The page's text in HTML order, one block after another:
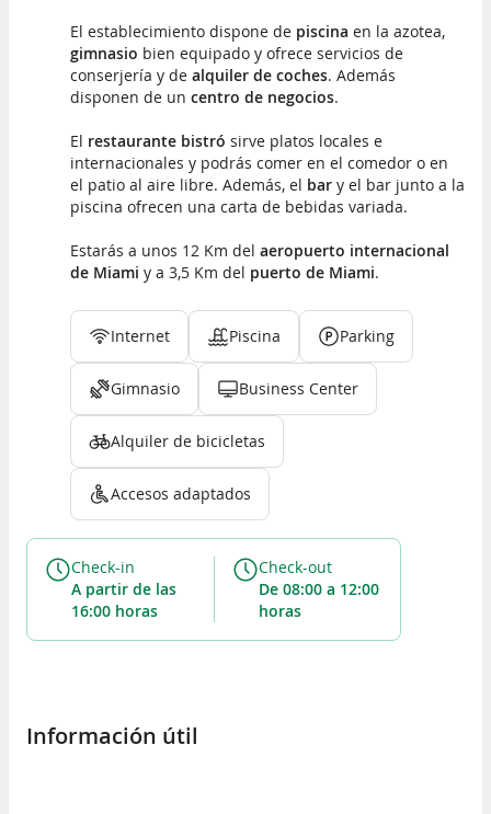
El establecimiento dispone de piscina en la azotea,
gimnasio bien equipado y ofrece servicios de
conserjería y de alquiler de coches. Además
disponen de un centro de negocios.
El restaurante bistró sirve platos locales e
internacionales y podrás comer en el comedor o en
el patio al aire libre. Además, el bar y el bar junto a la
piscina ofrecen una carta de bebidas variada.
Estarás a unos 12 Km del aeropuerto internacional
de Miami y a 3,5 Km del puerto de Miami.
Internet Piscina Parking
Gimnasio Business Center
Alquiler de bicicletas
Accesos adaptados
Check-in
a partir de las
16:00 horas
Check-out
de 08:00 a 12:00
horas
Información útil